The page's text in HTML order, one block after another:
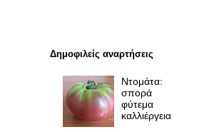
Δημοφιλείς αναρτήσεις
Ντομάτα:
σπορά
φύτεμα
καλλιέργεια